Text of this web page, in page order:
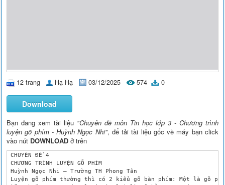
12 trang Hạ Hạ 03/12/2025 574 0
Download
Bạn đang xem tài liệu "Chuyên đề môn Tin học lớp 3 - Chương trình
luyện gõ phím - Huỳnh Ngọc Nhi", để tải tài liệu gốc về máy bạn click
vào nút DOWNLOAD ở trên
CHUYÊN ĐỀ 4
CHƯƠNG TRÌNH LUYỆN GÕ PHÍM
Huỳnh Ngọc Nhi – Trường TH Phong Tân
Luyện gõ phím thường thì có 2 kiểu gõ bàn phím: Một là gõ